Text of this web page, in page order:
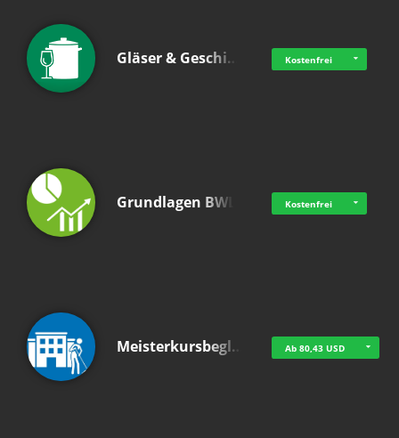
Gläser & Geschi… Kostenfrei
Grundlagen BWL Kostenfrei
Meisterkursbegl… Ab 80,43 USD